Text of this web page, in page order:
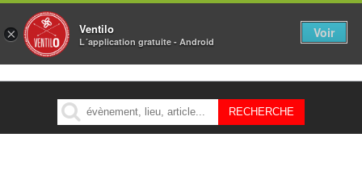
MENU
× Ventilo
L´application gratuite - Android
Voir